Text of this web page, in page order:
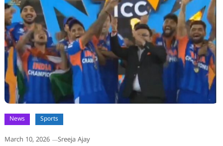
News Sports
March 10, 2026 Sreeja Ajay